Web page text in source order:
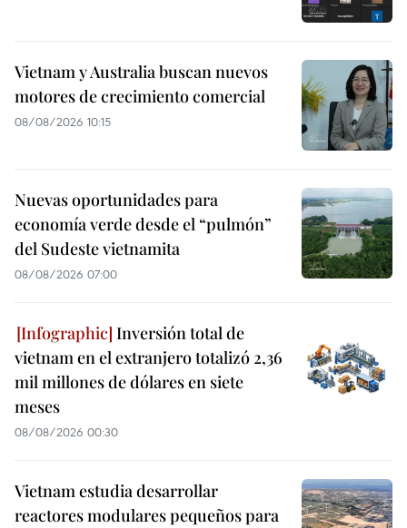
Vietnam y Australia buscan nuevos
motores de crecimiento comercial
08/08/2026 10:15
Nuevas oportunidades para
economía verde desde el “pulmón”
del Sudeste vietnamita
08/08/2026 07:00
Inversión total de
vietnam en el extranjero totalizó 2,36
mil millones de dólares en siete
meses
08/08/2026 00:30
Vietnam estudia desarrollar
reactores modulares pequeños para